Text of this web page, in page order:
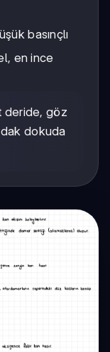
basınçlı
en ince
deride, göz
dokuda